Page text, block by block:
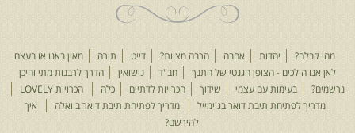
מהי קבלה? יהדות אהבה הרבה מצוות? דייט תורה
מאין באנו או בעצם
לאן אנו הולכים - הצופן הגנטי של התנך
חב"ד נישואין
הדרך לרבנות מתי והיכן
נרשמים?
בעימות עם עצמי שידוך הכרויות לדתיים כלה
הכרויות LOVELY
מדריך לפתיחת תיבת דואר בג'ימייל
מדריך לפתיחת תיבת דואר בוואלה
איך
להירשם?